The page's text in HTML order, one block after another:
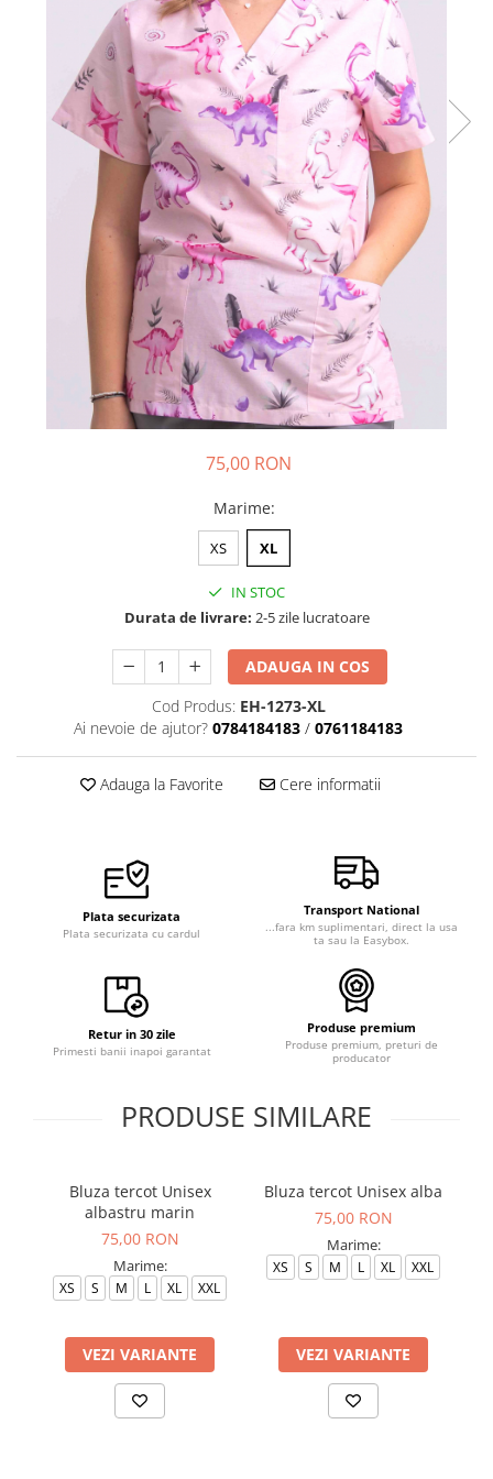
75,00 RON
Marime:
XS XL
IN STOC
Durata de livrare: 2-5 zile lucratoare
ADAUGA IN COS
Cod Produs: EH-1273-XL
Ai nevoie de ajutor? 0784184183 / 0761184183
Adauga la Favorite Cere informatii
Plata securizata
Plata securizata cu cardul
Transport National
...fara km suplimentari, direct la usa
ta sau la Easybox.
Retur in 30 zile
Primesti banii inapoi garantat
Produse premium
Produse premium, preturi de
producator
PRODUSE SIMILARE
Bluza tercot Unisex
albastru marin
75,00 RON
Marime:
XS S M L XL XXL
VEZI VARIANTE
Bluza tercot Unisex alba
75,00 RON
Marime:
XS S M L XL XXL
VEZI VARIANTE